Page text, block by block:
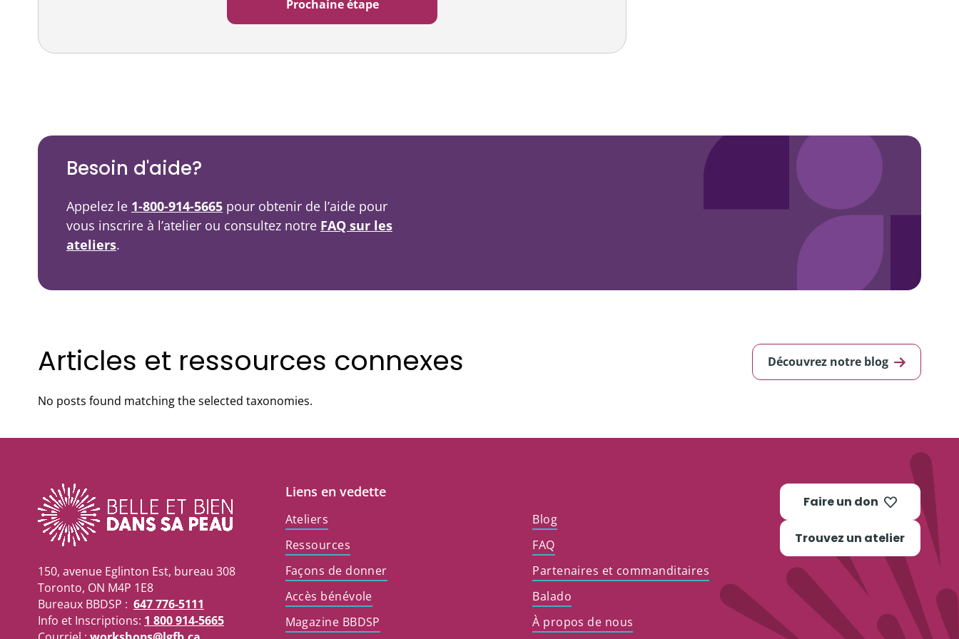
Besoin d'aide?
Appelez le 1-800-914-5665 pour obtenir de l’aide pour
vous inscrire à l’atelier ou consultez notre FAQ sur les
ateliers.
Articles et ressources connexes Découvrez notre blog
No posts found matching the selected taxonomies.
150, avenue Eglinton Est, bureau 308
Toronto, ON M4P 1E8
Bureaux BBDSP : 647 776-5111
Info et Inscriptions: 1 800 914-5665
Liens en vedette
Ateliers
Blog
Ressources
FAQ
Façons de donner
Partenaires et commanditaires
Accès bénévole
Balado
Magazine BBDSP
À propos de nous
Faire un don
Trouvez un atelier